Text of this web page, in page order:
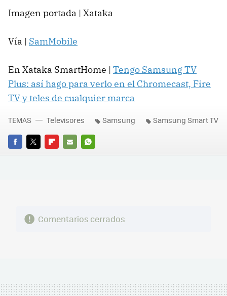
Imagen portada | Xataka
Vía | SamMobile
En Xataka SmartHome | Tengo Samsung TV
Plus: así hago para verlo en el Chromecast, Fire
TV y teles de cualquier marca
FACEBOOK
TWITTERFLIPBOARD
E-
WHATSAPP
TEMAS Televisores Samsung Samsung Smart TV
Comentarios cerrados